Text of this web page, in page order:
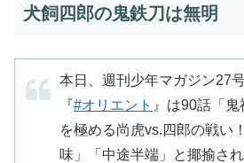
犬飼四郎の鬼鉄刀は無明
本日、週刊少年マガジン27
『#オリエント 』は90話「
を極める尚虎vs.四郎の戦い
味」「中途半端」と揶揄さ